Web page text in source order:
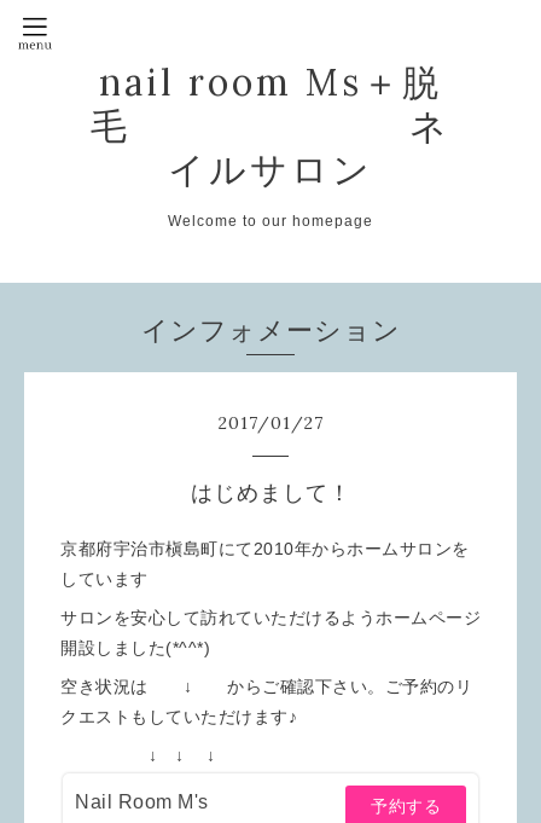
nail room Ms＋脱
毛 ネ
イルサロン
Welcome to our homepage
インフォメーション
2017/01/27
はじめまして！
京都府宇治市槇島町にて2010年からホームサロンを
しています
サロンを安心して訪れていただけるようホームページ
開設しました(*^^*)
空き状況は ↓ からご確認下さい。ご予約のリ
クエストもしていただけます♪
↓ ↓ ↓
Nail Room M's 予約する